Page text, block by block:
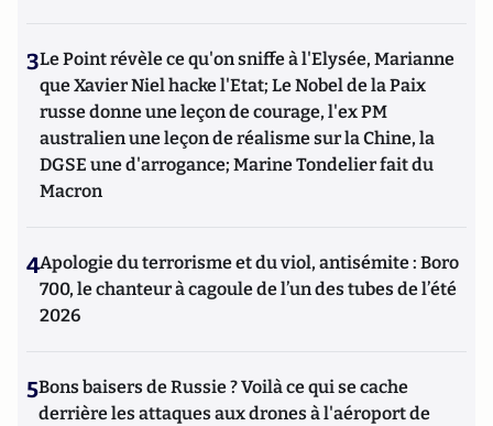
3Le Point révèle ce qu'on sniffe à l'Elysée, Marianne
que Xavier Niel hacke l'Etat; Le Nobel de la Paix
russe donne une leçon de courage, l'ex PM
australien une leçon de réalisme sur la Chine, la
DGSE une d'arrogance; Marine Tondelier fait du
Macron
4Apologie du terrorisme et du viol, antisémite : Boro
700, le chanteur à cagoule de l’un des tubes de l’été
2026
5Bons baisers de Russie ? Voilà ce qui se cache
derrière les attaques aux drones à l'aéroport de